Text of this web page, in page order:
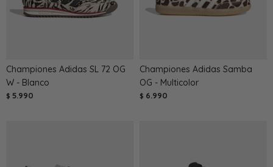
Championes Adidas SL 72 OG
W - Blanco
$ 5.990
Championes Adidas Samba
OG - Multicolor
$ 6.990